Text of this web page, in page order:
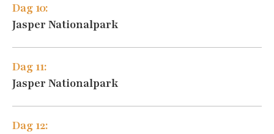
Dag 10:
Jasper Nationalpark
Dag 11:
Jasper Nationalpark
Dag 12: